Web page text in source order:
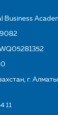
Business
г.
11